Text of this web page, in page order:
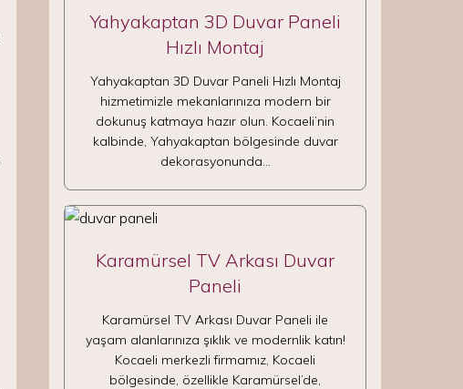
Yahyakaptan 3D Duvar Paneli
Hızlı Montaj
Yahyakaptan 3D Duvar Paneli Hızlı Montaj
hizmetimizle mekanlarınıza modern bir
dokunuş katmaya hazır olun. Kocaeli’nin
kalbinde, Yahyakaptan bölgesinde duvar
dekorasyonunda…
Karamürsel TV Arkası Duvar
Paneli
Karamürsel TV Arkası Duvar Paneli ile
yaşam alanlarınıza şıklık ve modernlik katın!
Kocaeli merkezli firmamız, Kocaeli
bölgesinde, özellikle Karamürsel’de,